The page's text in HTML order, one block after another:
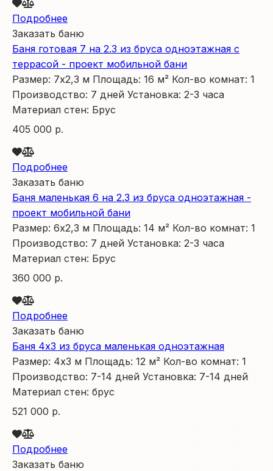
Подробнее
Заказать баню
Баня готовая 7 на 2.3 из бруса одноэтажная с
террасой - проект мобильной бани
Размер: 7х2,3 м Площадь: 16 м² Кол-во комнат: 1
Производство: 7 дней Установка: 2-3 часа
Материал стен: Брус
405 000 р.
Подробнее
Заказать баню
Баня маленькая 6 на 2.3 из бруса одноэтажная -
проект мобильной бани
Размер: 6х2,3 м Площадь: 14 м² Кол-во комнат: 1
Производство: 7 дней Установка: 2-3 часа
Материал стен: Брус
360 000 р.
Подробнее
Заказать баню
Баня 4х3 из бруса маленькая одноэтажная
Размер: 4х3 м Площадь: 12 м² Кол-во комнат: 1
Производство: 7-14 дней Установка: 7-14 дней
Материал стен: брус
521 000 р.
Подробнее
Заказать баню